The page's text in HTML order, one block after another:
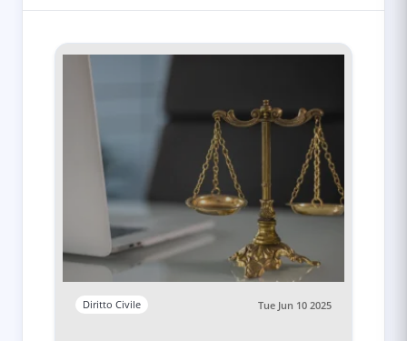
Diritto Civile Tue Jun 10 2025